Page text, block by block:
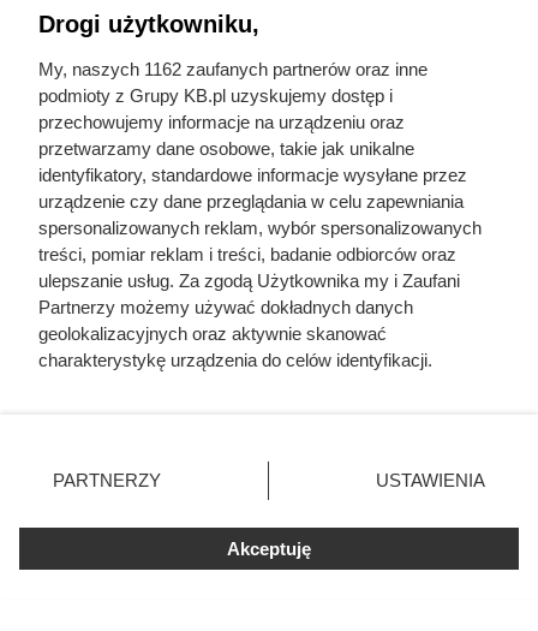
Doprowadził do śmierci większej
liczby ludzi niż Hitler i Stalin
razem wzięci. Mimo to czczą go
jako bohatera
Drogi użytkowniku,
My, naszych 1162 zaufanych partnerów oraz inne
podmioty z Grupy KB.pl uzyskujemy dostęp i
przechowujemy informacje na urządzeniu oraz
przetwarzamy dane osobowe, takie jak unikalne
identyfikatory, standardowe informacje wysyłane przez
urządzenie czy dane przeglądania w celu zapewniania
spersonalizowanych reklam, wybór spersonalizowanych
treści, pomiar reklam i treści, badanie odbiorców oraz
ulepszanie usług. Za zgodą Użytkownika my i Zaufani
Partnerzy możemy używać dokładnych danych
geolokalizacyjnych oraz aktywnie skanować
charakterystykę urządzenia do celów identyfikacji.
zmienić/wycofać klikając przycisk ustawień prywatności
znajdujący się w lewym dolnym rogu strony. Niektóre
użytkownika, ale masz prawo sprzeciwić się takiemu
przetwarzaniu. Preferencje będą miały zastosowania tylko
PARTNERZY USTAWIENIA
Akceptuję